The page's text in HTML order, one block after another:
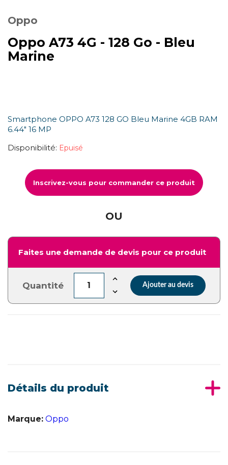
Oppo
Oppo A73 4G - 128 Go - Bleu
Marine
Smartphone OPPO A73 128 GO Bleu Marine 4GB RAM
6.44" 16 MP
Disponibilité: Epuisé
Inscrivez-vous pour commander ce produit
OU
Faites une demande de devis pour ce produit
Quantité Ajouter au devis
Détails du produit
Marque: Oppo